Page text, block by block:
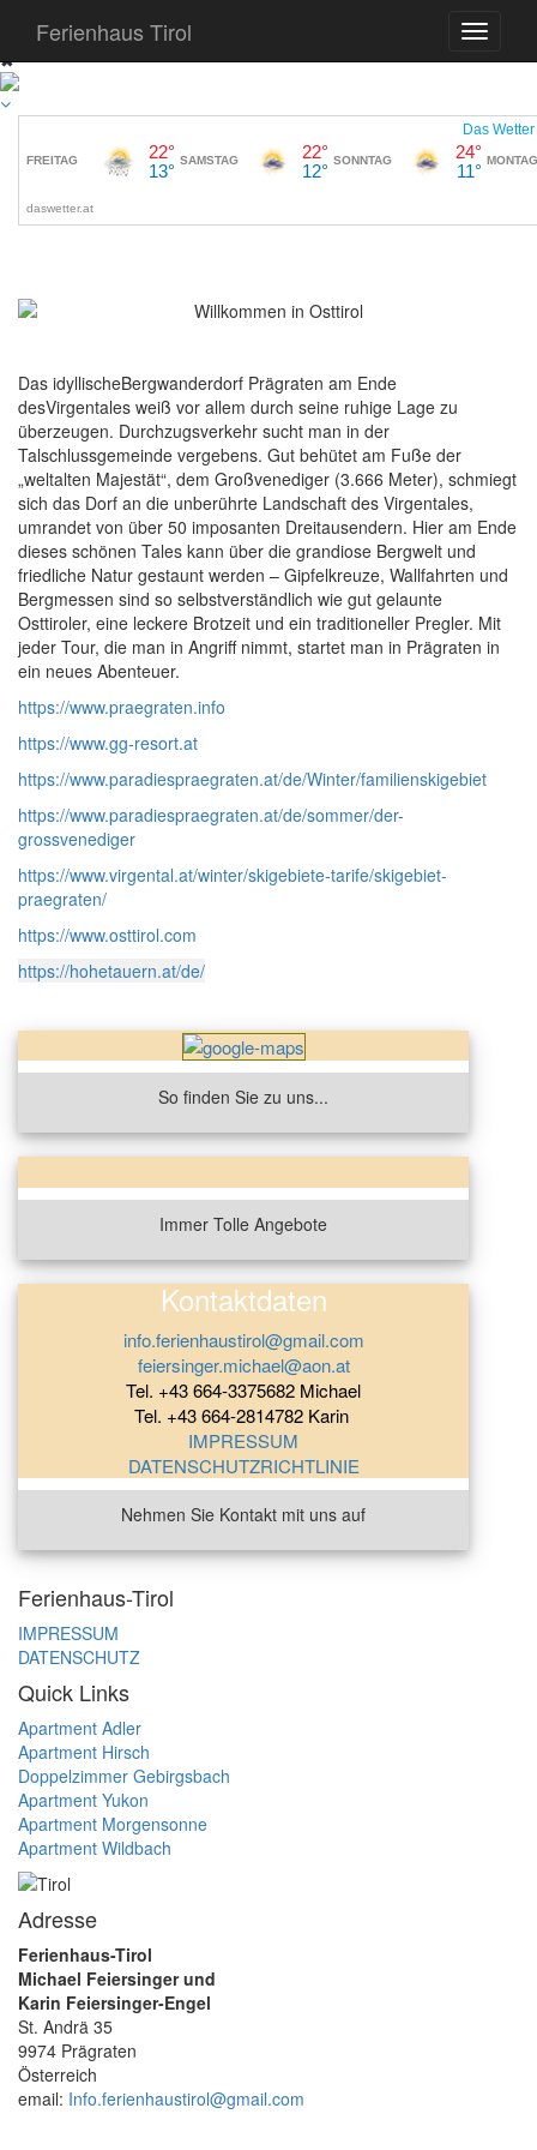
Datenschutz
✖
Ferienhaus Tirol
Das idyllischeBergwanderdorf Prägraten am Ende
desVirgentales weiß vor allem durch seine ruhige Lage zu
überzeugen. Durchzugsverkehr sucht man in der
Talschlussgemeinde vergebens. Gut behütet am Fuße der
„weltalten Majestät“, dem Großvenediger (3.666 Meter), schmiegt
sich das Dorf an die unberührte Landschaft des Virgentales,
umrandet von über 50 imposanten Dreitausendern. Hier am Ende
dieses schönen Tales kann über die grandiose Bergwelt und
friedliche Natur gestaunt werden – Gipfelkreuze, Wallfahrten und
Bergmessen sind so selbstverständlich wie gut gelaunte
Osttiroler, eine leckere Brotzeit und ein traditioneller Pregler. Mit
jeder Tour, die man in Angriff nimmt, startet man in Prägraten in
ein neues Abenteuer.
https://www.praegraten.info
https://www.gg-resort.at
https://www.paradiespraegraten.at/de/Winter/familienskigebiet
https://www.paradiespraegraten.at/de/sommer/der-
grossvenediger
https://www.virgental.at/winter/skigebiete-tarife/skigebiet-
praegraten/
https://www.osttirol.com
https://hohetauern.at/de/
So finden Sie zu uns...
Immer Tolle Angebote
Kontaktdaten
info.ferienhaustirol@gmail.com
feiersinger.michael@aon.at
Tel. +43 664-3375682 Michael
Tel. +43 664-2814782 Karin
IMPRESSUM
DATENSCHUTZRICHTLINIE
Nehmen Sie Kontakt mit uns auf
Ferienhaus-Tirol
IMPRESSUM
DATENSCHUTZ
Quick Links
Apartment Adler
Apartment Hirsch
Doppelzimmer Gebirgsbach
Apartment Yukon
Apartment Morgensonne
Apartment Wildbach
Adresse
Ferienhaus-Tirol
Michael Feiersinger und
Karin Feiersinger-Engel
St. Andrä 35
9974 Prägraten
Österreich
email: Info.ferienhaustirol@gmail.com